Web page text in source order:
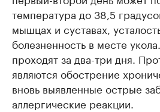
температура до 38,5
мышцах и суставах,
болезненность в месте
проходят за два-три дня.
являются обострение
вновь выявленные острые
аллергические реакции.